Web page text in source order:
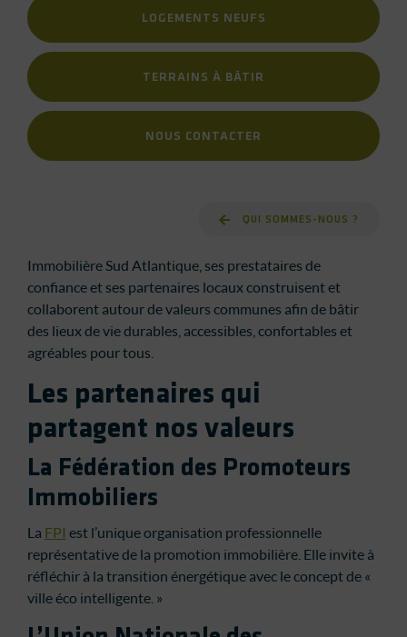
LOGEMENTS NEUFS
TERRAINS À BÂTIR
NOUS CONTACTER
QUI SOMMES-NOUS ?
Immobilière Sud Atlantique, ses prestataires de
confiance et ses partenaires locaux construisent et
collaborent autour de valeurs communes afin de bâtir
des lieux de vie durables, accessibles, confortables et
agréables pour tous.
Les partenaires qui
partagent nos valeurs
La Fédération des Promoteurs
Immobiliers
La FPI est l’unique organisation professionnelle
représentative de la promotion immobilière. Elle invite à
réfléchir à la transition énergétique avec le concept de «
ville éco intelligente. »